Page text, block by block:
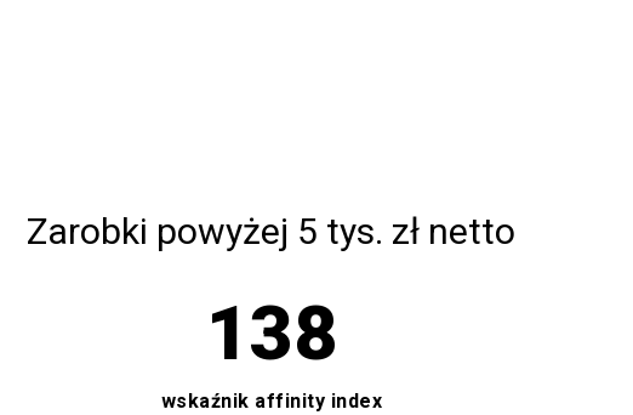
Zarobki powyżej 5 tys. zł netto
138
wskaźnik affinity index